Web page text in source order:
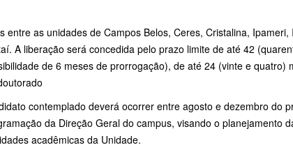
entre as unidades de Campos Belos, Ceres, Cristalina,
A liberação será concedida pelo prazo limite de até 42
de 6 meses de prorrogação), de até 24 (vinte e quatro)
contemplado deverá ocorrer entre agosto e dezembro do
da Direção Geral do campus, visando o planejamento
acadêmicas da Unidade.